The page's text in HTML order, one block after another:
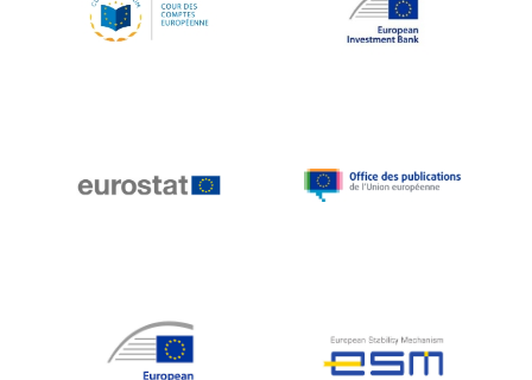
Johnny Åkerholm
Katharien L.C. Hunt
Klaus-Heiner Lehne
Koen LENAERTS